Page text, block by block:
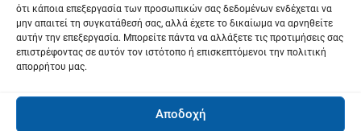
ότι κάποια επεξεργασία των προσωπικών σας δεδομένων ενδέχεται να
μην απαιτεί τη συγκατάθεσή σας, αλλά έχετε το δικαίωμα να αρνηθείτε
αυτήν την επεξεργασία. Μπορείτε πάντα να αλλάξετε τις προτιμήσεις σας
επιστρέφοντας σε αυτόν τον ιστότοπο ή επισκεπτόμενοι την πολιτική
απορρήτου μας.
Αποδοχή